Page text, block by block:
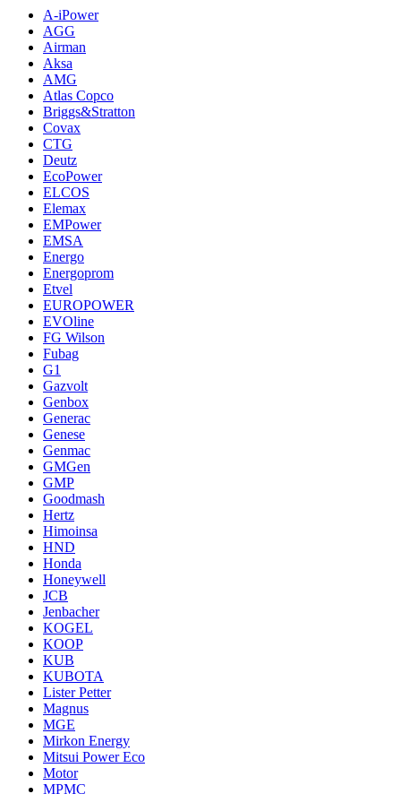
A-iPower
AGG
Airman
Aksa
AMG
Atlas Copco
Briggs&Stratton
Covax
CTG
Deutz
EcoPower
ELCOS
Elemax
EMPower
EMSA
Energo
Energoprom
Etvel
EUROPOWER
EVOline
FG Wilson
Fubag
G1
Gazvolt
Genbox
Generac
Genese
Genmac
GMGen
GMP
Goodmash
Hertz
Himoinsa
HND
Honda
Honeywell
JCB
Jenbacher
KOGEL
KOOP
KUB
KUBOTA
Lister Petter
Magnus
MGE
Mirkon Energy
Mitsui Power Eco
Motor
MPMC